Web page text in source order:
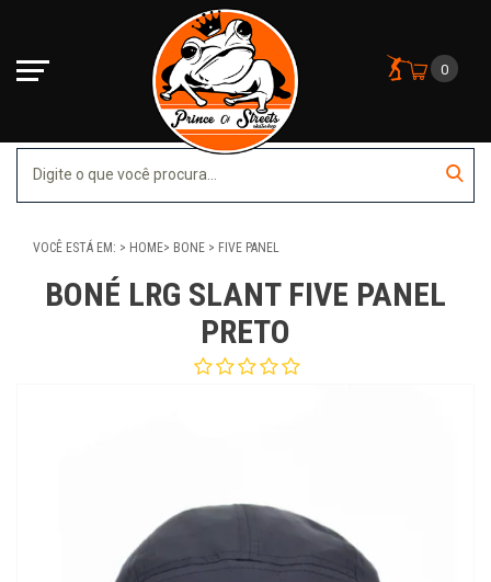
0
VOCÊ ESTÁ EM: HOME BONE FIVE PANEL
BONÉ LRG SLANT FIVE PANEL
PRETO